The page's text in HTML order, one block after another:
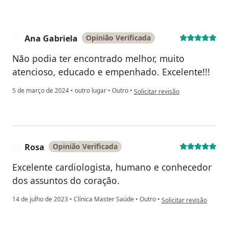
Ana Gabriela Opinião Verificada
Não podia ter encontrado melhor, muito
atencioso, educado e empenhado. Excelente!!!
5 de março de 2024 • outro lugar • Outro • na opinião do utilizador Ana
Solicitar revisão
Rosa Opinião Verificada
Excelente cardiologista, humano e conhecedor
dos assuntos do coração.
14 de julho de 2023 • Clínica Master Saúde • Outro • na opinião do utilizador
Solicitar revisão